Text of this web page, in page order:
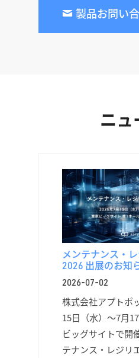
製品お問い
ニュ
メンテナンス・
2026 出展のお知
2026-07-02
株式会社アプトポ
15日（水）～7月
ビッグサイトで開
テナンス・レジリ